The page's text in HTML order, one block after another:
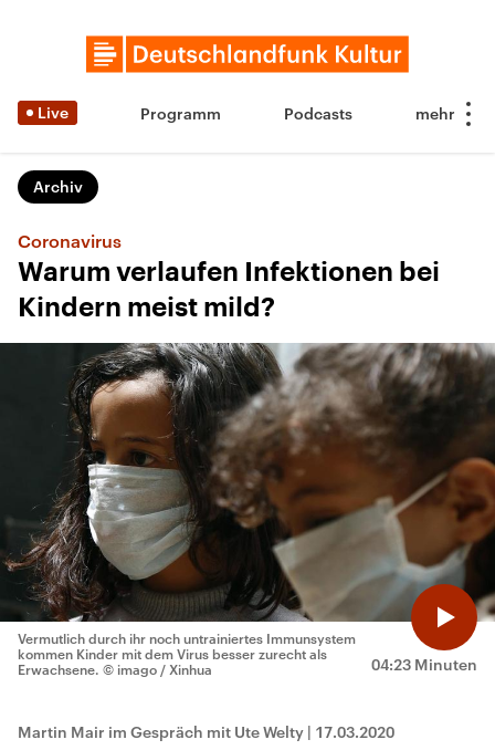
Live Programm Podcasts
Archiv
Coronavirus
Warum verlaufen Infektionen bei
Kindern meist mild?
04:23 Minuten
Vermutlich durch ihr noch untrainiertes Immunsystem
kommen Kinder mit dem Virus besser zurecht als
Erwachsene. © imago / Xinhua
Martin Mair im Gespräch mit Ute Welty | 17.03.2020